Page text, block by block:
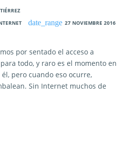
27 NOVIEMBRE 2016
por sentado el acceso a
todo, y raro es el momento en
pero cuando eso ocurre,
Sin Internet muchos de